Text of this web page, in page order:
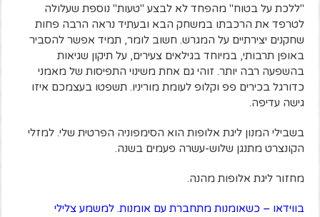
"ללכת על בטוח" מהפחד לא לבצע "טעות" נוספת שעלולה
לטרפד את הרכבתו במשחק הבא ובעתיד נראה הרבה פחות
שחקנים יצירתיים על המגרש. חשוב לומר, תמיד אפשר להסביר
באופן תרבותי, במיוחד בגילאים צעירים, על תיקון שגיאות
בהשפעה רבה יותר. זוהי גם אחת משינוי התפיסות של מאמני
כדורגל בכירים פפ וקלופ לעומת מוריניו. תשפטו בעצמכם איזו
גישה עדיפה.
בשבילי המנון ליגת אלופות הוא הסימפוניה הפרטית שלי. למזלי
הקונצרט מתנגן שלוש-עשרה פעמים בשנה.
מחזור ליגת אלופות מהנה.
בווידאו – כשאומנות מתחברת עם אומנות. למשמע צלילי